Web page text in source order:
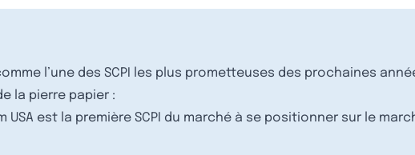
l’une des SCPI les plus prometteuses des prochaines
la pierre papier :
USA est la première SCPI du marché à se positionner sur le